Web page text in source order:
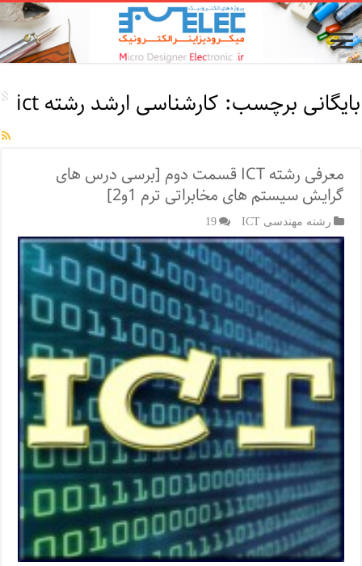
بایگانی برچسب: کارشناسی ارشد رشته ict
معرفی رشته ICT قسمت دوم [برسی درس های
گرایش سیستم های مخابراتی ترم 1و2]
رشته مهندسی ICT 19